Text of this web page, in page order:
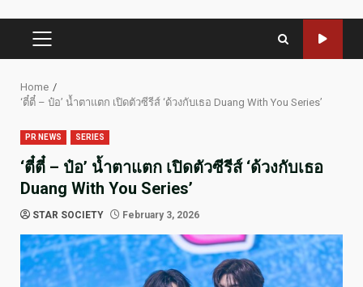
PRIMARY
Home
‘ตี๋ตี๋ – ป๋อ’ น้ำตาแตก เปิดตัวซีรีส์ ‘ด้วงกับเธอ Duang With You Series’
PR NEWS SERIES
‘ตี๋ตี๋ – ป๋อ’ น้ำตาแตก เปิดตัวซีรีส์ ‘ด้วงกับเธอ
Duang With You Series’
STAR SOCIETY February 3, 2026